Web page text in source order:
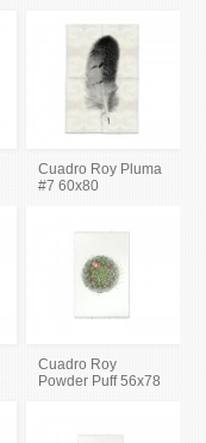
Cuadro Roy Pluma
#7 60x80
Cuadro Roy
Powder Puff 56x78